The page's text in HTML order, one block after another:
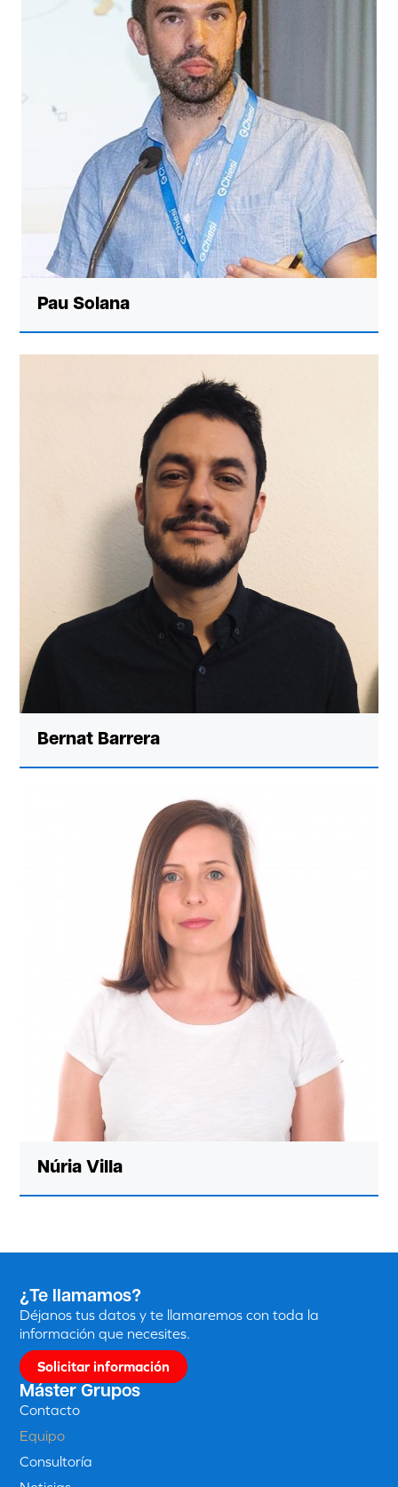
Pau Solana
Bernat Barrera
Núria Villa
¿Te llamamos?
Déjanos tus datos y te llamaremos con toda la
información que necesites.
Solicitar información
Máster Grupos
Contacto
Equipo
Consultoría